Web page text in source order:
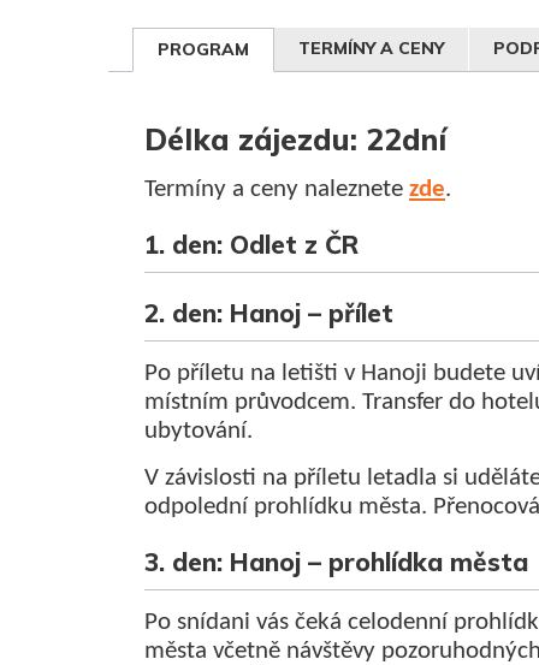
PROGRAM TERMÍNY A CENY
Délka zájezdu: 22dní
Termíny a ceny naleznete zde.
1. den: Odlet z ČR
2. den: Hanoj – přílet
Po příletu na letišti v Hanoji budete
místním průvodcem. Transfer do
ubytování.
V závislosti na příletu letadla si
odpolední prohlídku města.
3. den: Hanoj – prohlídka města
Po snídani vás čeká celodenní
města včetně návštěvy